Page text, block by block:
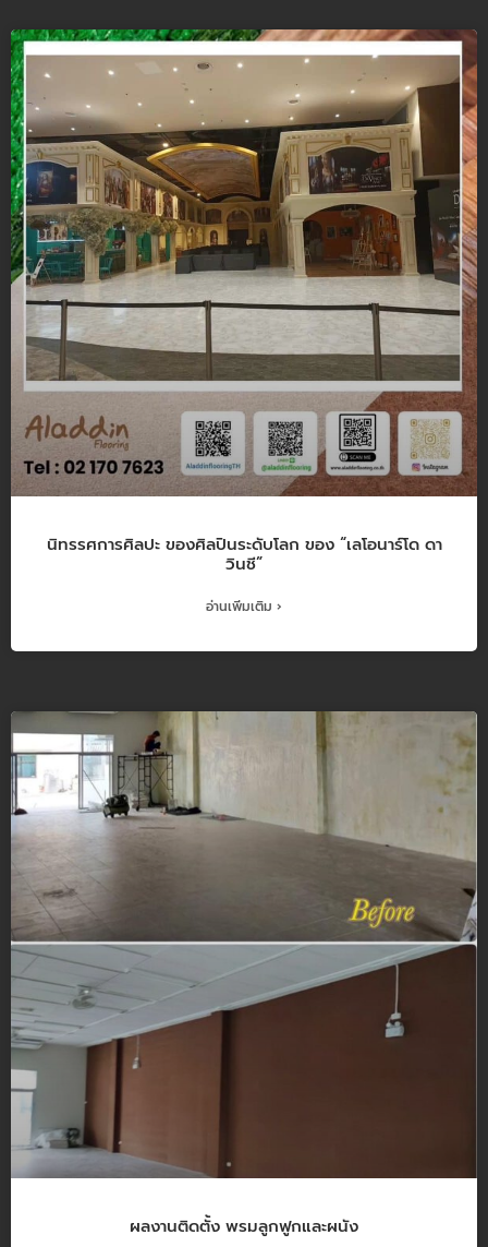
นิทรรศการศิลปะ ของศิลปินระดับโลก ของ “เลโอนาร์โด ดา
วินชี”
อ่านเพิ่มเติม ›
ผลงานติดตั้ง พรมลูกฟูกและผนัง